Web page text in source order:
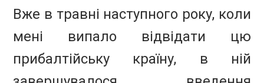
Вже в травні наступного року, коли
мені випало відвідати цю
прибалтійську країну, в ній